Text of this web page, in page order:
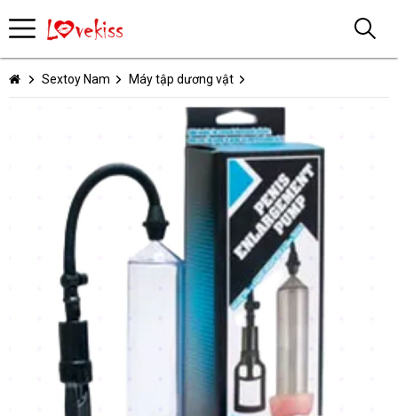
Sextoy Nam Máy tập dương vật